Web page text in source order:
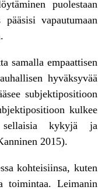
puolestaan
vapautumaan
samalla empaattisen
hyväksyvää
subjektipositioon
kulkee
sellaisia kykyjä ja
2015).
kohteisiinsa, kuten
toimintaa. Leimanin